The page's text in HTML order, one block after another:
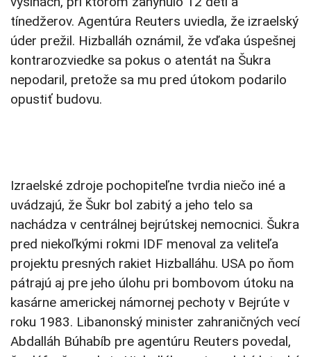
tínedžerov. Agentúra Reuters uviedla, že izraelský
úder prežil. Hizballáh oznámil, že vďaka úspešnej
kontrarozviedke sa pokus o atentát na Šukra
nepodaril, pretože sa mu pred útokom podarilo
opustiť budovu.
Izraelské zdroje pochopiteľne tvrdia niečo iné a
uvádzajú, že Šukr bol zabitý a jeho telo sa
nachádza v centrálnej bejrútskej nemocnici. Šukra
pred niekoľkými rokmi IDF menoval za veliteľa
projektu presných rakiet Hizballáhu. USA po ňom
pátrajú aj pre jeho úlohu pri bombovom útoku na
kasárne americkej námornej pechoty v Bejrúte v
roku 1983. Libanonský minister zahraničných vecí
Abdalláh Búhabíb pre agentúru Reuters povedal,